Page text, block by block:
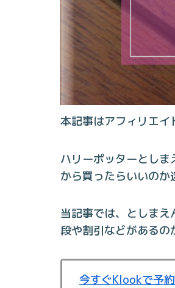
本記事はアフィリエ
ハリーポッターとし
から買ったらいいのか
当記事では、としま
段や割引などがある
今すぐKlookで予約